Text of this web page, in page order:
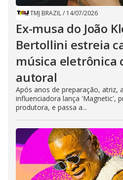
TMJ BRAZIL/ 14/07/2026
Ex-musa do João
Bertollini estreia
música eletrônica
autoral
Após anos de preparação, atriz,
influenciadora lança 'Magnetic',
produtora, e passa a...